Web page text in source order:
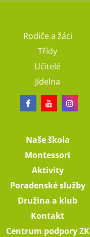
Rodiče a žáci
Třídy
Učitelé
Jídelna
Naše škola
Montessori
Aktivity
Poradenské služby
Družina a klub
Kontakt
Centrum podpory ZK